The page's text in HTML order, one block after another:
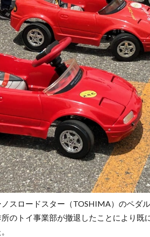
スロードスター（TOSHIMA）のペダ
のトイ事業部が撤退したことにより既